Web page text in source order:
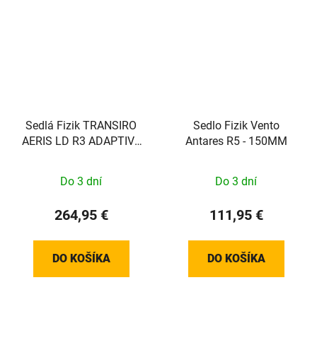
Sedlá Fizik TRANSIRO
AERIS LD R3 ADAPTIVE
Do 3 dní
264,95 €
DO KOŠÍKA
Sedlo Fizik Vento
Antares R5 - 150MM
Do 3 dní
111,95 €
DO KOŠÍKA